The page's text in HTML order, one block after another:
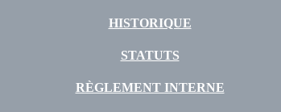
HISTORIQUE
STATUTS
RÈGLEMENT INTERNE